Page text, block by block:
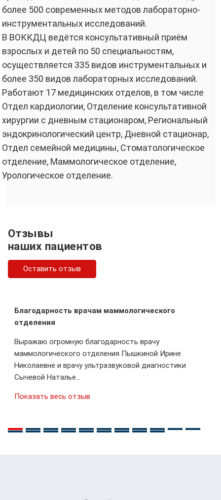
более 500 современных методов лабораторно-
инструментальных исследований.
В ВОККДЦ ведётся консультативный приём
взрослых и детей по 50 специальностям,
осуществляется 335 видов инструментальных и
более 350 видов лабораторных исследований.
Работают 17 медицинских отделов, в том числе
Отдел кардиологии, Отделение консультативной
хирургии с дневным стационаром, Региональный
эндокринологический центр, Дневной стационар,
Отдел семейной медицины, Стоматологическое
отделение, Маммологическое отделение,
Урологическое отделение.
Отзывы
наших пациентов
Оставить отзыв
Благодарность врачам маммологического
отделения
Выражаю огромную благодарность врачу
маммологического отделения Пышкиной Ирине
Николаевне и врачу ультразвуковой диагностики
Сычевой Наталье…
Показать весь отзыв